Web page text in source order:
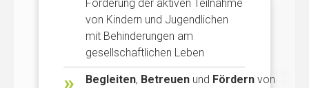
Förderung der aktiven Teilnahme
von Kindern und Jugendlichen
mit Behinderungen am
gesellschaftlichen Leben
Begleiten, Betreuen und Fördern von